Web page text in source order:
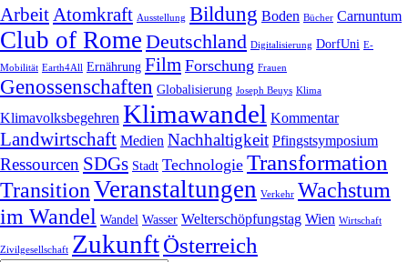
Arbeit Atomkraft Ausstellung Bildung Boden Bücher Carnuntum
Club of Rome Deutschland Digitalisierung DorfUni E-
Mobilität Earth4All Ernährung Film Forschung Frauen
Genossenschaften Globalisierung Joseph Beuys Klima
Klimavolksbegehren Klimawandel Kommentar
Landwirtschaft Medien Nachhaltigkeit Pfingstsymposium
Ressourcen SDGs Stadt Technologie Transformation
TransitionVeranstaltungen Verkehr Wachstum
im Wandel Wandel Wasser Welterschöpfungstag Wien Wirtschaft
Zivilgesellschaft ZukunftÖsterreich